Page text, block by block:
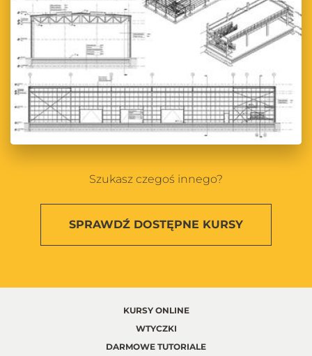
Szukasz czegoś innego?
SPRAWDŹ DOSTĘPNE KURSY
KURSY ONLINE
WTYCZKI
DARMOWE TUTORIALE